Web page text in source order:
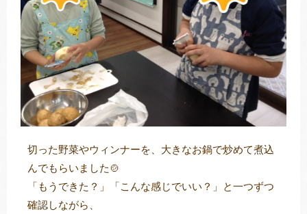
切った野菜やウィンナーを、大きなお鍋で炒めて煮込
んでもらいました🍲
「もうできた？」「こんな感じでいい？」と一つずつ
確認しながら、